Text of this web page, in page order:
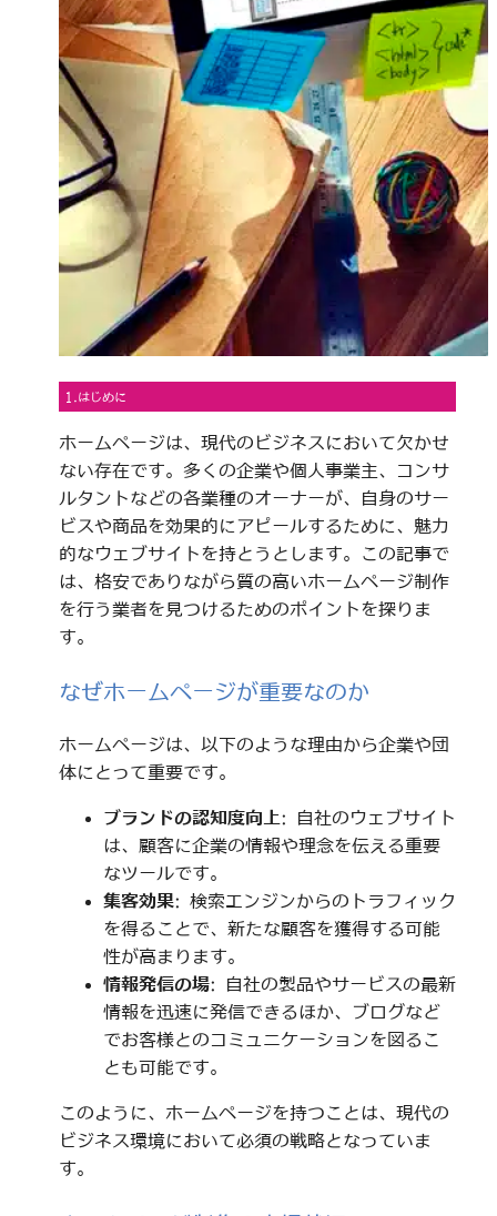
1.はじめに
ホームページは、現代のビジネスにおいて欠かせ
ない存在です。多くの企業や個人事業主、コンサ
ルタントなどの各業種のオーナーが、自身のサー
ビスや商品を効果的にアピールするために、魅力
的なウェブサイトを持とうとします。この記事で
は、格安でありながら質の高いホームページ制作
を行う業者を見つけるためのポイントを探りま
す。
なぜホームページが重要なのか
ホームページは、以下のような理由から企業や団
体にとって重要です。
ブランドの認知度向上: 自社のウェブサイト
は、顧客に企業の情報や理念を伝える重要
なツールです。
集客効果: 検索エンジンからのトラフィック
を得ることで、新たな顧客を獲得する可能
性が高まります。
情報発信の場: 自社の製品やサービスの最新
情報を迅速に発信できるほか、ブログなど
でお客様とのコミュニケーションを図るこ
とも可能です。
このように、ホームページを持つことは、現代の
ビジネス環境において必須の戦略となっていま
す。